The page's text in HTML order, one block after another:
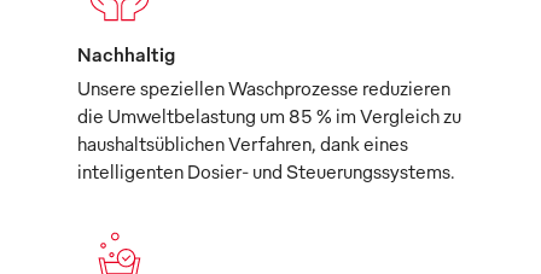
Nachhaltig
Unsere speziellen Waschprozesse reduzieren
die Umweltbelastung um 85 % im Vergleich zu
haushaltsüblichen Verfahren, dank eines
intelligenten Dosier- und Steuerungssystems.